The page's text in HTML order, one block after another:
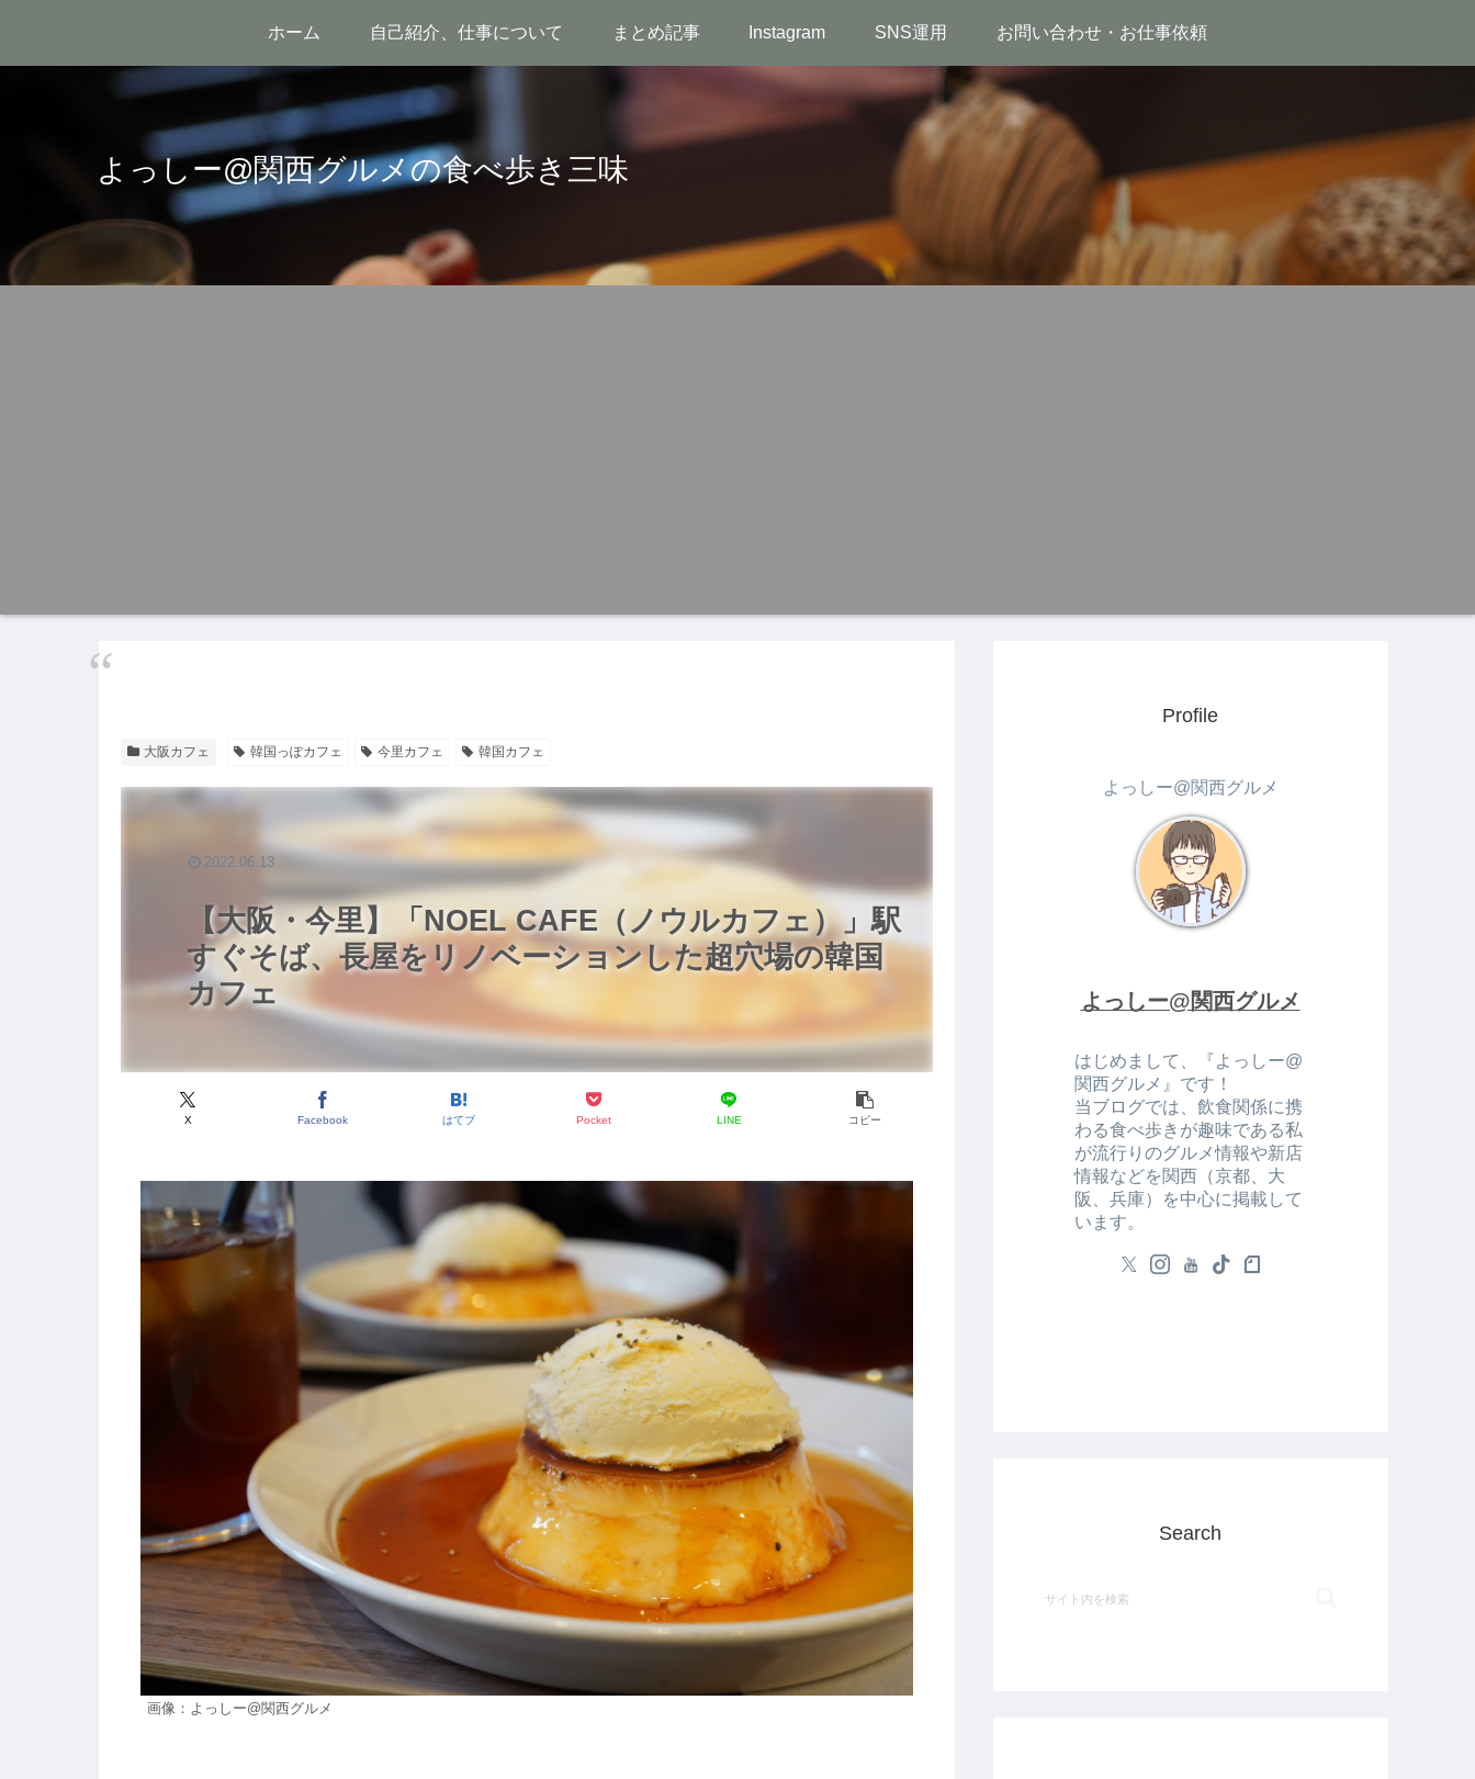
よっしー@関西グルメの食べ歩き三味
ホーム 自己紹介、仕事について まとめ記事 Instagram SNS運用 お問い合わせ・お仕事依頼
大阪カフェ 韓国っぽカフェ 今里カフェ 韓国カフェ
【大阪・今里】「NOEL CAFE（ノウルカフェ）」駅
すぐそば、長屋をリノベーションした超穴場の韓国
カフェ
X Facebook はてブ Pocket LINE コピー
2022.06.13
画像：よっしー@関西グルメ
Profile
よっしー@関西グルメ
よっしー@関西グルメ
はじめまして、『よっしー@
関西グルメ』です！
当ブログでは、飲食関係に携
わる食べ歩きが趣味である私
が流行りのグルメ情報や新店
情報などを関西（京都、大
阪、兵庫）を中心に掲載して
います。
Search